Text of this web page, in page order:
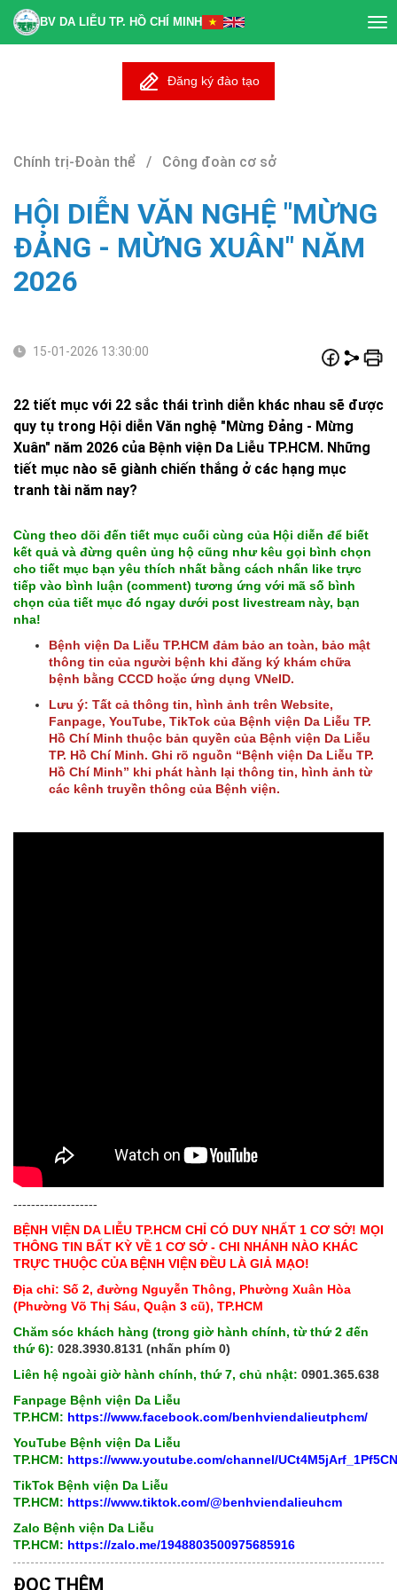
BV DA LIỄU TP. HỒ CHÍ MINH
Đăng ký đào tạo
Chính trị-Đoàn thể / Công đoàn cơ sở
HỘI DIỄN VĂN NGHỆ "MỪNG
ĐẢNG - MỪNG XUÂN" NĂM
2026
15-01-2026 13:30:00
22 tiết mục với 22 sắc thái trình diễn khác nhau sẽ được
quy tụ trong Hội diễn Văn nghệ "Mừng Đảng - Mừng
Xuân" năm 2026 của Bệnh viện Da Liễu TP.HCM. Những
tiết mục nào sẽ giành chiến thắng ở các hạng mục
tranh tài năm nay?
Cùng theo dõi đến tiết mục cuối cùng của Hội diễn để biết
kết quả và đừng quên ủng hộ cũng như kêu gọi bình chọn
cho tiết mục bạn yêu thích nhất bằng cách nhấn like trực
tiếp vào bình luận (comment) tương ứng với mã số bình
chọn của tiết mục đó ngay dưới post livestream này, bạn
nha!
Bệnh viện Da Liễu TP.HCM đảm bảo an toàn, bảo mật
thông tin của người bệnh khi đăng ký khám chữa
bệnh bằng CCCD hoặc ứng dụng VNeID.
Lưu ý: Tất cả thông tin, hình ảnh trên Website,
Fanpage, YouTube, TikTok của Bệnh viện Da Liễu TP.
Hồ Chí Minh thuộc bản quyền của Bệnh viện Da Liễu
TP. Hồ Chí Minh. Ghi rõ nguồn “Bệnh viện Da Liễu TP.
Hồ Chí Minh” khi phát hành lại thông tin, hình ảnh từ
các kênh truyền thông của Bệnh viện.
-------------------
BỆNH VIỆN DA LIỄU TP.HCM CHỈ CÓ DUY NHẤT 1 CƠ SỞ! MỌI
THÔNG TIN BẤT KỲ VỀ 1 CƠ SỞ - CHI NHÁNH NÀO KHÁC
TRỰC THUỘC CỦA BỆNH VIỆN ĐỀU LÀ GIẢ MẠO!
Địa chỉ: Số 2, đường Nguyễn Thông, Phường Xuân Hòa
(Phường Võ Thị Sáu, Quận 3 cũ), TP.HCM
Chăm sóc khách hàng (trong giờ hành chính, từ thứ 2 đến
thứ 6): 028.3930.8131 (nhấn phím 0)
Liên hệ ngoài giờ hành chính, thứ 7, chủ nhật: 0901.365.638
Fanpage Bệnh viện Da Liễu
TP.HCM: https://www.facebook.com/benhviendalieutphcm/
YouTube Bệnh viện Da Liễu
TP.HCM: https://www.youtube.com/channel/
TikTok Bệnh viện Da Liễu
TP.HCM: https://www.tiktok.com/@benhviendalieuhcm
Zalo Bệnh viện Da Liễu
TP.HCM: https://zalo.me/1948803500975685916
ĐỌC THÊM